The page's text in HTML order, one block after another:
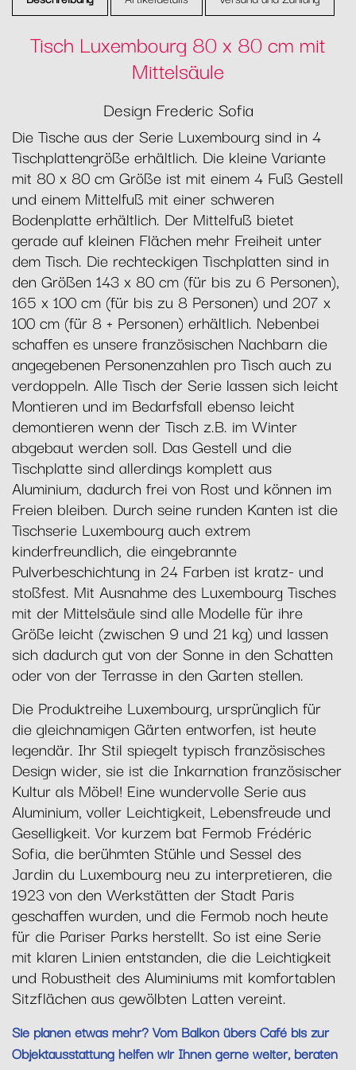
Tisch Luxembourg 80 x 80 cm mit
Mittelsäule
Design Frederic Sofia
Die Tische aus der Serie Luxembourg sind in 4
Tischplattengröße erhältlich. Die kleine Variante
mit 80 x 80 cm Größe ist mit einem 4 Fuß Gestell
und einem Mittelfuß mit einer schweren
Bodenplatte erhältlich. Der Mittelfuß bietet
gerade auf kleinen Flächen mehr Freiheit unter
dem Tisch. Die rechteckigen Tischplatten sind in
den Größen 143 x 80 cm (für bis zu 6 Personen),
165 x 100 cm (für bis zu 8 Personen) und 207 x
100 cm (für 8 + Personen) erhältlich. Nebenbei
schaffen es unsere französischen Nachbarn die
angegebenen Personenzahlen pro Tisch auch zu
verdoppeln. Alle Tisch der Serie lassen sich leicht
Montieren und im Bedarfsfall ebenso leicht
demontieren wenn der Tisch z.B. im Winter
abgebaut werden soll. Das Gestell und die
Tischplatte sind allerdings komplett aus
Aluminium, dadurch frei von Rost und können im
Freien bleiben. Durch seine runden Kanten ist die
Tischserie Luxembourg auch extrem
kinderfreundlich, die eingebrannte
Pulverbeschichtung in 24 Farben ist kratz- und
stoßfest. Mit Ausnahme des Luxembourg Tisches
mit der Mittelsäule sind alle Modelle für ihre
Größe leicht (zwischen 9 und 21 kg) und lassen
sich dadurch gut von der Sonne in den Schatten
oder von der Terrasse in den Garten stellen.
Die Produktreihe Luxembourg, ursprünglich für
die gleichnamigen Gärten entworfen, ist heute
legendär. Ihr Stil spiegelt typisch französisches
Design wider, sie ist die Inkarnation französischer
Kultur als Möbel! Eine wundervolle Serie aus
Aluminium, voller Leichtigkeit, Lebensfreude und
Geselligkeit. Vor kurzem bat Fermob Frédéric
Sofia, die berühmten Stühle und Sessel des
Jardin du Luxembourg neu zu interpretieren, die
1923 von den Werkstätten der Stadt Paris
geschaffen wurden, und die Fermob noch heute
für die Pariser Parks herstellt. So ist eine Serie
mit klaren Linien entstanden, die die Leichtigkeit
und Robustheit des Aluminiums mit komfortablen
Sitzflächen aus gewölbten Latten vereint.
Sie planen etwas mehr? Vom Balkon übers Café bis zur
Objektausstattung helfen wir Ihnen gerne weiter, beraten